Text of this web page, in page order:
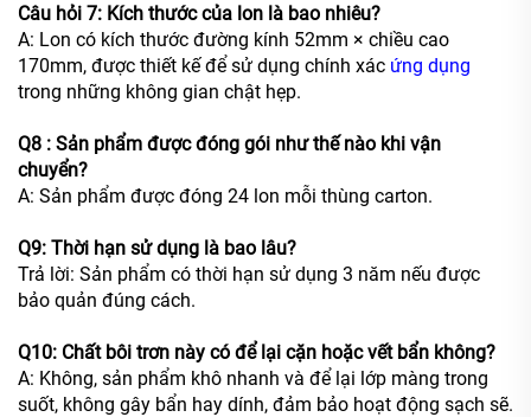
Câu hỏi 7: Kích thước của lon là bao nhiêu?
A: Lon có kích thước đường kính 52mm × chiều cao
170mm, được thiết kế để sử dụng chính xác ứng dụng
trong những không gian chật hẹp.
Q8 : Sản phẩm được đóng gói như thế nào khi vận
chuyển?
A: Sản phẩm được đóng 24 lon mỗi thùng carton.
Q9: Thời hạn sử dụng là bao lâu?
Trả lời: Sản phẩm có thời hạn sử dụng 3 năm nếu được
bảo quản đúng cách.
Q10: Chất bôi trơn này có để lại cặn hoặc vết bẩn không?
A: Không, sản phẩm khô nhanh và để lại lớp màng trong
suốt, không gây bẩn hay dính, đảm bảo hoạt động sạch sẽ.